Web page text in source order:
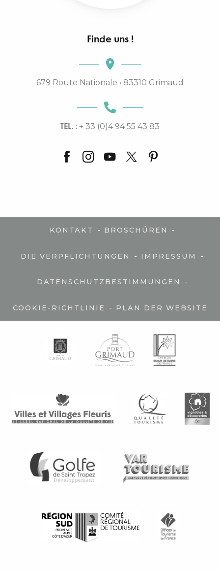
Finde uns !
679 Route Nationale • 83310 Grimaud
TEL. : + 33 (0)4 94 55 43 83
KONTAKT - BROSCHÜREN -
DIE VERPFLICHTUNGEN - IMPRESSUM -
DATENSCHUTZBESTIMMUNGEN -
COOKIE-RICHTLINIE - PLAN DER WEBSITE